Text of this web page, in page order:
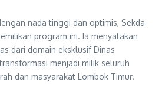
nada tinggi dan optimis, Sekda
program ini. Ia menyatakan
dari domain eksklusif Dinas
menjadi milik seluruh
dan masyarakat Lombok Timur.